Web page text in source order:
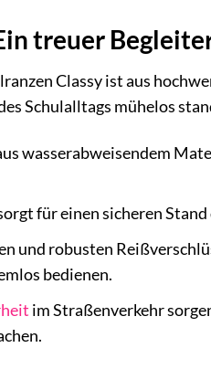
treuer
Classy ist aus
Schulalltags mühelos
wasserabweisendem
für einen sicheren
und robusten
bedienen.
im Straßenverkehr